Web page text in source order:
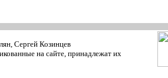
Сергей Козинцев
на сайте, принадлежат их